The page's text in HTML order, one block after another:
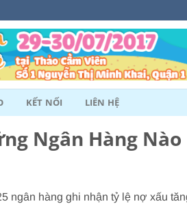
KẾT NỐI LIÊN HỆ
Ngân Hàng Nào
ngân hàng ghi nhận tỷ lệ nợ xấu